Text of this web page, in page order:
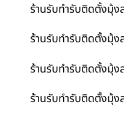
ร้านรับทำรับติดตั้งมุ้ง
ร้านรับทำรับติดตั้งมุ้ง
ร้านรับทำรับติดตั้งมุ้
ร้านรับทำรับติดตั้งมุ้